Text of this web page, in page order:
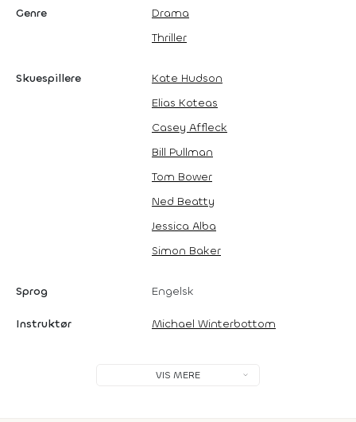
Genre
Drama
Thriller
Skuespillere
Kate Hudson
Elias Koteas
Casey Affleck
Bill Pullman
Tom Bower
Ned Beatty
Jessica Alba
Simon Baker
Sprog Engelsk
Instruktør Michael Winterbottom
VIS MERE